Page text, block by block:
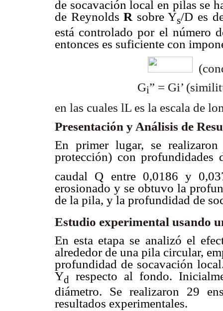
de socavación local en pilas se
de ReynoldsR sobre Ys/D es
está controlado por el número
entonces es suficiente con
Gi” = Gi’
en las cuales lL es la escala de
Presentación y Análisis de
En primer lugar, se
protección) con
caudal Q entre 0,0186 y
erosionado y se obtuvo la
de la pila, y la profundidad de
Estudio experimental usando
En esta etapa se analizó el
alrededor de una pila circular,
profundidad de socavación
Yd
respecto al fondo.
diámetro. Se realizaron 29
resultados experimentales.